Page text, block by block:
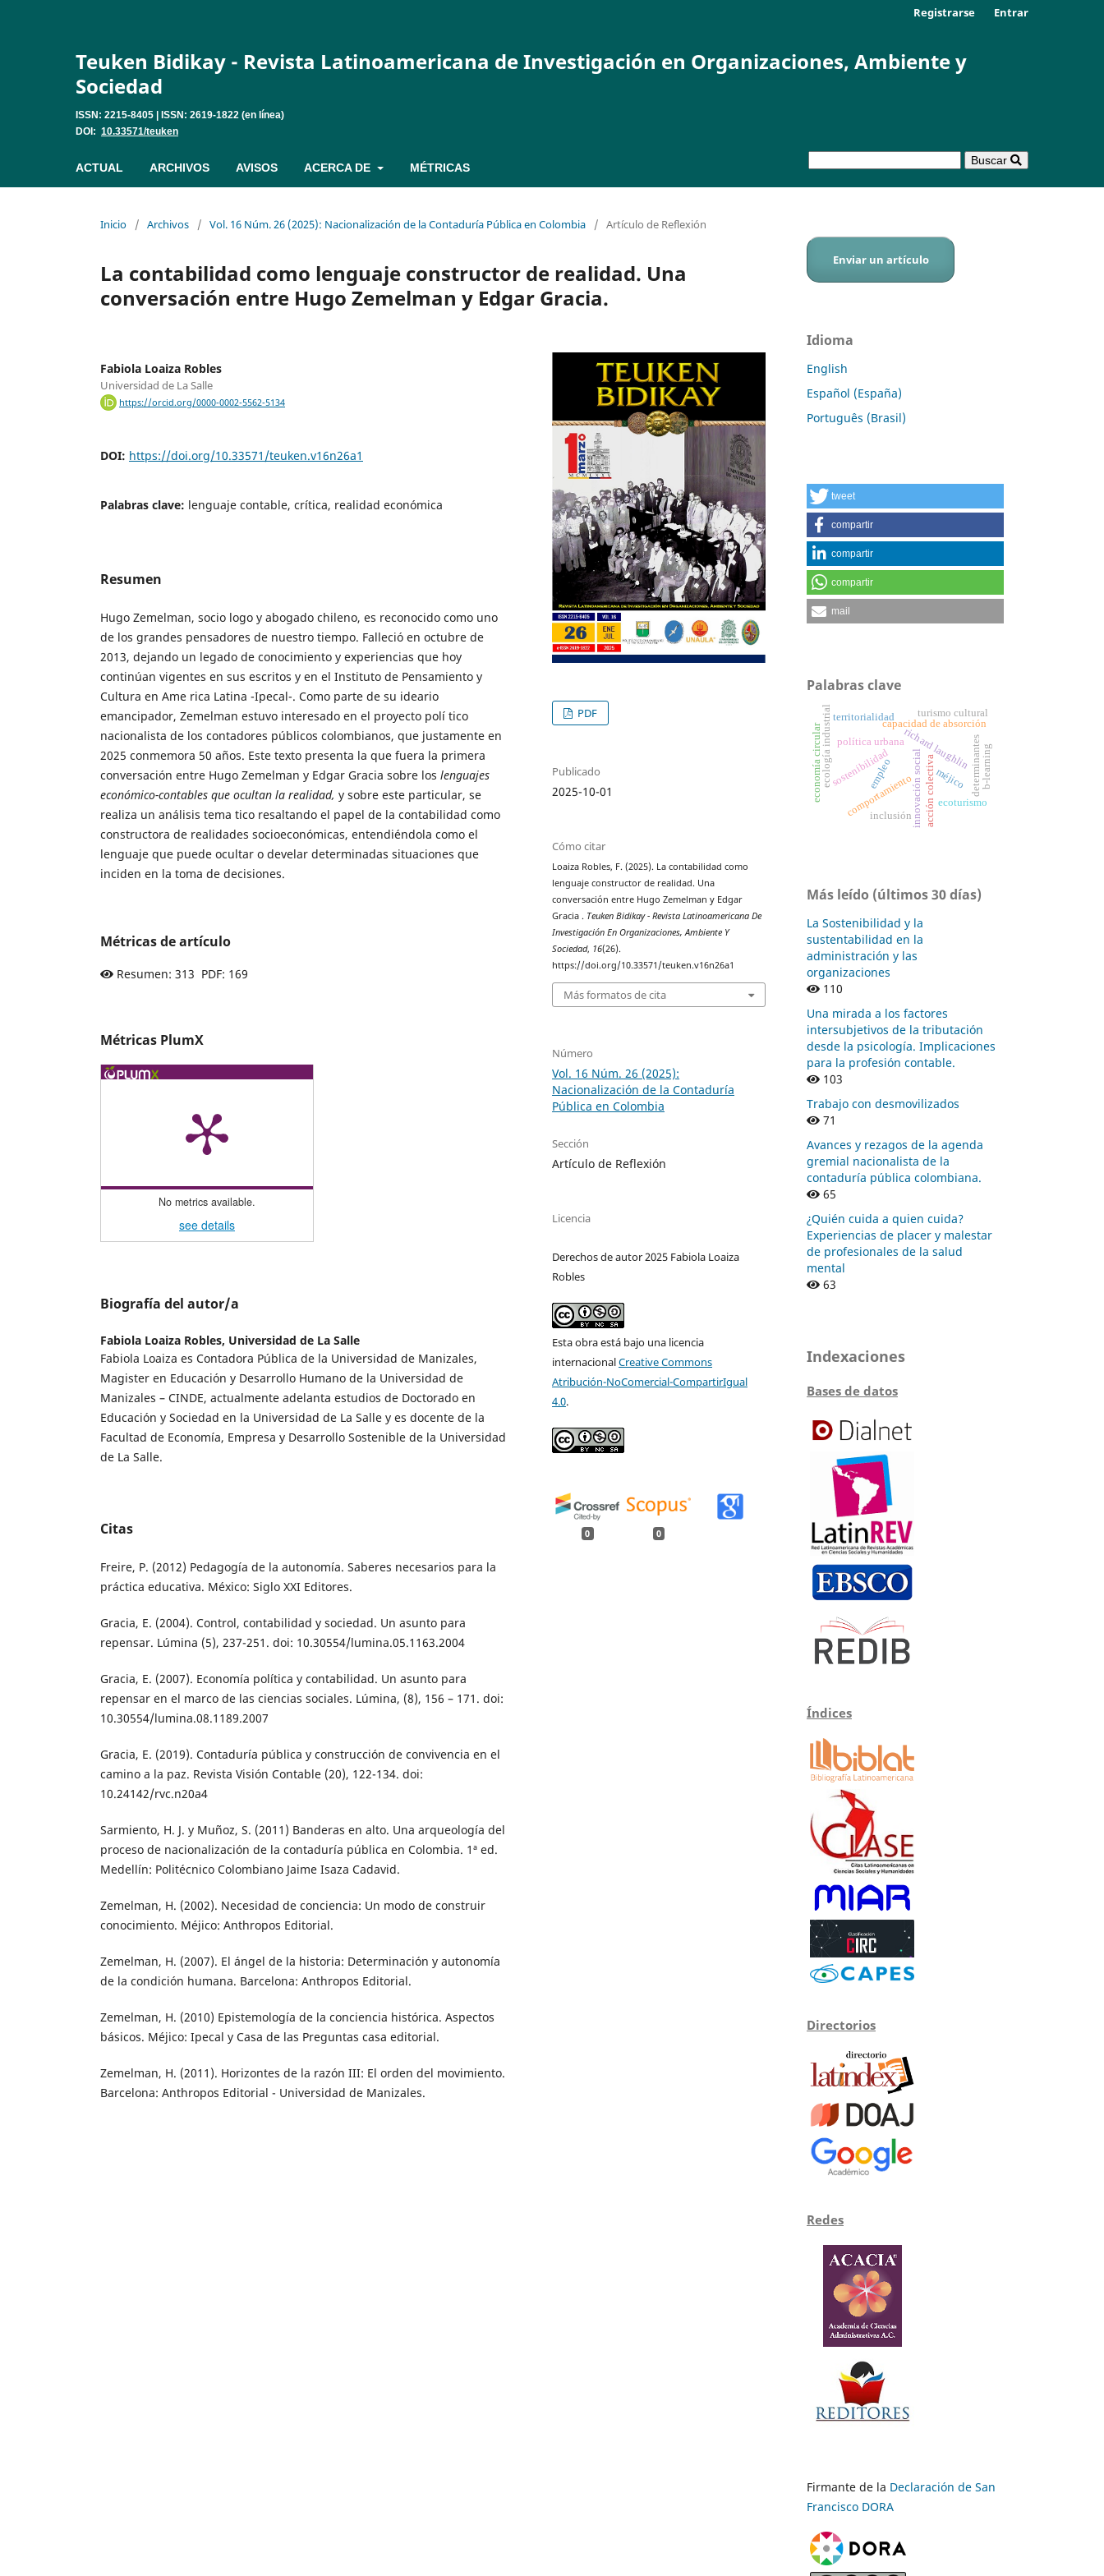
Teuken Bidikay - Revista Latinoamericana de Investigación en Organizaciones, Ambiente y
Sociedad
ISSN: 2215-8405 | ISSN: 2619-1822 (en línea)
DOI: 10.33571/teuken
ACTUAL ARCHIVOS AVISOS ACERCA DE MÉTRICAS
Buscar
Registrarse Entrar
Inicio / Archivos / Vol. 16 Núm. 26 (2025): Nacionalización de la Contaduría Pública en Colombia / Artículo de Reflexión
La contabilidad como lenguaje constructor de realidad. Una
conversación entre Hugo Zemelman y Edgar Gracia.
Fabiola Loaiza Robles
Universidad de La Salle
https://orcid.org/0000-0002-5562-5134
DOI: https://doi.org/10.33571/teuken.v16n26a1
Palabras clave: lenguaje contable, crítica, realidad económica
Resumen
Hugo Zemelman, socio logo y abogado chileno, es reconocido como uno
de los grandes pensadores de nuestro tiempo. Falleció en octubre de
2013, dejando un legado de conocimiento y experiencias que hoy
continúan vigentes en sus escritos y en el Instituto de Pensamiento y
Cultura en Ame rica Latina -Ipecal-. Como parte de su ideario
emancipador, Zemelman estuvo interesado en el proyecto polí tico
nacionalista de los contadores públicos colombianos, que justamente en
2025 conmemora 50 años. Este texto presenta la que fuera la primera
conversación entre Hugo Zemelman y Edgar Gracia sobre los lenguajes
económico-contables que ocultan la realidad, y sobre este particular, se
realiza un análisis tema tico resaltando el papel de la contabilidad como
constructora de realidades socioeconómicas, entendiéndola como el
lenguaje que puede ocultar o develar determinadas situaciones que
inciden en la toma de decisiones.
Métricas de artículo
Resumen: 313 PDF: 169
Métricas PlumX
No metrics available.
see details
Biografía del autor/a
Fabiola Loaiza Robles, Universidad de La Salle
Fabiola Loaiza es Contadora Pública de la Universidad de Manizales,
Magister en Educación y Desarrollo Humano de la Universidad de
Manizales – CINDE, actualmente adelanta estudios de Doctorado en
Educación y Sociedad en la Universidad de La Salle y es docente de la
Facultad de Economía, Empresa y Desarrollo Sostenible de la Universidad
de La Salle.
Citas
Freire, P. (2012) Pedagogía de la autonomía. Saberes necesarios para la
práctica educativa. México: Siglo XXI Editores.
Gracia, E. (2004). Control, contabilidad y sociedad. Un asunto para
repensar. Lúmina (5), 237-251. doi: 10.30554/lumina.05.1163.2004
Gracia, E. (2007). Economía política y contabilidad. Un asunto para
repensar en el marco de las ciencias sociales. Lúmina, (8), 156 – 171. doi:
10.30554/lumina.08.1189.2007
Gracia, E. (2019). Contaduría pública y construcción de convivencia en el
camino a la paz. Revista Visión Contable (20), 122-134. doi:
10.24142/rvc.n20a4
Sarmiento, H. J. y Muñoz, S. (2011) Banderas en alto. Una arqueología del
proceso de nacionalización de la contaduría pública en Colombia. 1ª ed.
Medellín: Politécnico Colombiano Jaime Isaza Cadavid.
Zemelman, H. (2002). Necesidad de conciencia: Un modo de construir
conocimiento. Méjico: Anthropos Editorial.
Zemelman, H. (2007). El ángel de la historia: Determinación y autonomía
de la condición humana. Barcelona: Anthropos Editorial.
Zemelman, H. (2010) Epistemología de la conciencia histórica. Aspectos
básicos. Méjico: Ipecal y Casa de las Preguntas casa editorial.
Zemelman, H. (2011). Horizontes de la razón III: El orden del movimiento.
Barcelona: Anthropos Editorial - Universidad de Manizales.
PDF
Publicado
2025-10-01
Cómo citar
Loaiza Robles, F. (2025). La contabilidad como
lenguaje constructor de realidad. Una
conversación entre Hugo Zemelman y Edgar
Gracia . Teuken Bidikay - Revista Latinoamericana De
Investigación En Organizaciones, Ambiente Y
Sociedad, 16(26).
https://doi.org/10.33571/teuken.v16n26a1
Más formatos de cita
Número
Vol. 16 Núm. 26 (2025):
Nacionalización de la Contaduría
Pública en Colombia
Sección
Artículo de Reflexión
Licencia
Derechos de autor 2025 Fabiola Loaiza
Robles
Esta obra está bajo una licencia
internacionalCreative Commons
Atribución-NoComercial-CompartirIgual
4.0.
0 0
Enviar un artículo
Idioma
English
Español (España)
Português (Brasil)
tweet
compartir
compartir
compartir
mail
Palabras clave
richard laughlin
innovación social
política urbana
acción colectiva
empleo
ecología industrial capacidad de absorción
economía circular comportamiento
sostenibilidad determinantes
méjico
turismo cultural
ecoturismo
territorialidad
inclusión
b-learning
Más leído (últimos 30 días)
La Sostenibilidad y la
sustentabilidad en la
administración y las
organizaciones
110
Una mirada a los factores
intersubjetivos de la tributación
desde la psicología. Implicaciones
para la profesión contable.
103
Trabajo con desmovilizados
71
Avances y rezagos de la agenda
gremial nacionalista de la
contaduría pública colombiana.
65
¿Quién cuida a quien cuida?
Experiencias de placer y malestar
de profesionales de la salud
mental
63
Indexaciones
Bases de datos
Índices
Directorios
Redes
Firmante de la Declaración de San
Francisco DORA